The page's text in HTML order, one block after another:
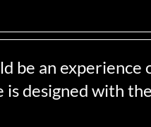
an experience
is designed with